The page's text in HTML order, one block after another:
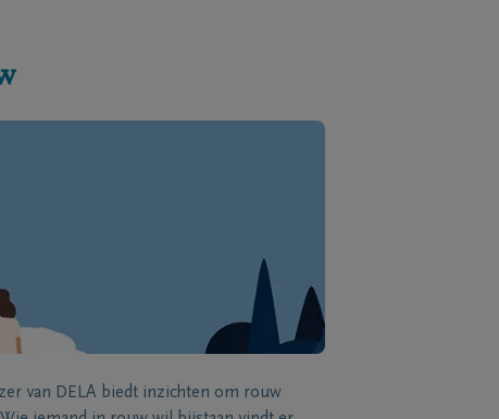
van DELA biedt inzichten om rouw